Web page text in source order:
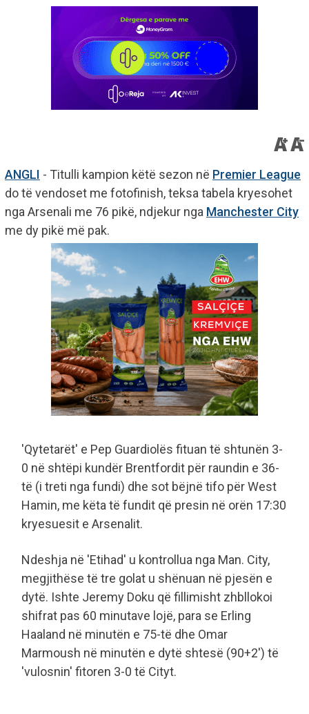
ANGLI - Titulli kampion këtë sezon në Premier League
do të vendoset me fotofinish, teksa tabela kryesohet
nga Arsenali me 76 pikë, ndjekur nga Manchester City
me dy pikë më pak.
'Qytetarët' e Pep Guardiolës fituan të shtunën 3-
0 në shtëpi kundër Brentfordit për raundin e 36-
të (i treti nga fundi) dhe sot bëjnë tifo për West
Hamin, me këta të fundit që presin në orën 17:30
kryesuesit e Arsenalit.
Ndeshja në 'Etihad' u kontrollua nga Man. City,
megjithëse të tre golat u shënuan në pjesën e
dytë. Ishte Jeremy Doku që fillimisht zhbllokoi
shifrat pas 60 minutave lojë, para se Erling
Haaland në minutën e 75-të dhe Omar
Marmoush në minutën e dytë shtesë (90+2') të
'vulosnin' fitoren 3-0 të Cityt.